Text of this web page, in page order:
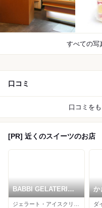
すべての写
口コミ
口コミをも
[PR] 近くのスイーツのお店
BABBI GELATERIA
KYOTO
か
え